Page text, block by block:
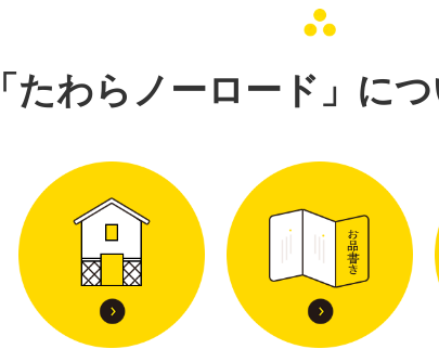
「たわらノーロード」 に